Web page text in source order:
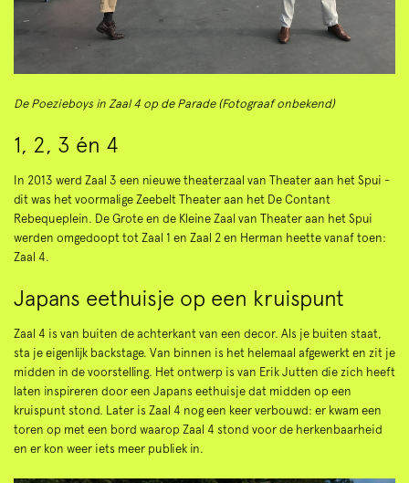
De Poezieboys in Zaal 4 op de Parade (Fotograaf onbekend)
1, 2, 3 én 4
In 2013 werd Zaal 3 een nieuwe theaterzaal van Theater aan het Spui -
dit was het voormalige Zeebelt Theater aan het De Contant
Rebequeplein. De Grote en de Kleine Zaal van Theater aan het Spui
werden omgedoopt tot Zaal 1 en Zaal 2 en Herman heette vanaf toen:
Zaal 4.
Japans eethuisje op een kruispunt
Zaal 4 is van buiten de achterkant van een decor. Als je buiten staat,
sta je eigenlijk backstage. Van binnen is het helemaal afgewerkt en zit je
midden in de voorstelling. Het ontwerp is van Erik Jutten die zich heeft
laten inspireren door een Japans eethuisje dat midden op een
kruispunt stond. Later is Zaal 4 nog een keer verbouwd: er kwam een
toren op met een bord waarop Zaal 4 stond voor de herkenbaarheid
en er kon weer iets meer publiek in.